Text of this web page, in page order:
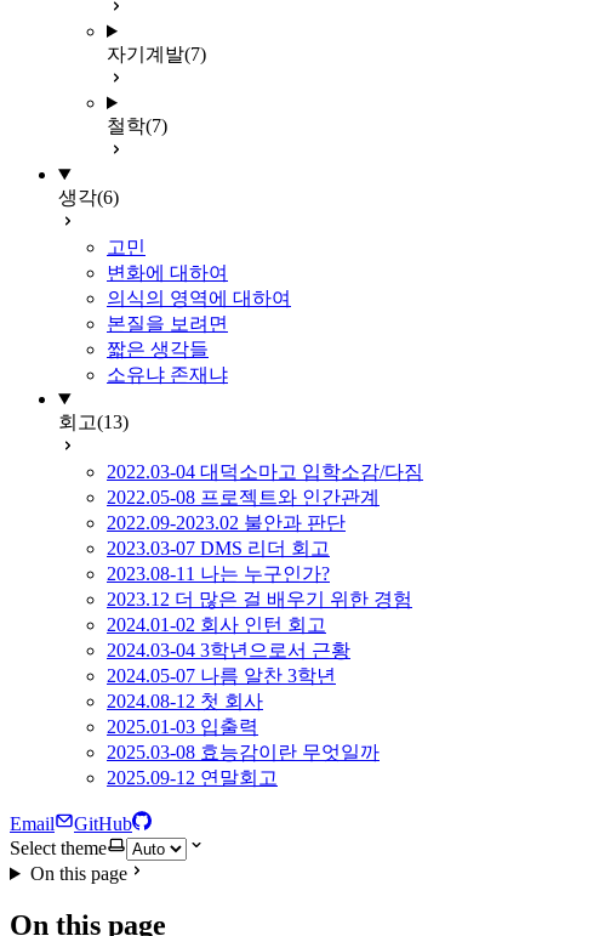
자기계발(7)
철학(7)
생각(6)
고민
변화에 대하여
의식의 영역에 대하여
본질을 보려면
짧은 생각들
소유냐 존재냐
회고(13)
2022.03-04 대덕소마고 입학소감/다짐
2022.05-08 프로젝트와 인간관계
2022.09-2023.02 불안과 판단
2023.03-07 DMS 리더 회고
2023.08-11 나는 누구인가?
2023.12 더 많은 걸 배우기 위한 경험
2024.01-02 회사 인턴 회고
2024.03-04 3학년으로서 근황
2024.05-07 나름 알찬 3학년
2024.08-12 첫 회사
2025.01-03 입출력
2025.03-08 효능감이란 무엇일까
2025.09-12 연말회고
Email
GitHub
Select theme
On this page
On this page